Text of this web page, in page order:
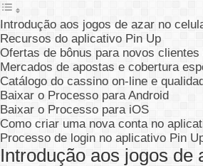
Introdução aos jogos de azar no
Recursos do aplicativo Pin Up
Ofertas de bônus para novos clientes
Mercados de apostas e cobertura
Catálogo do cassino on-line e
Baixar o Processo para Android
Baixar o Processo para iOS
Como criar uma nova conta no
Processo de login no aplicativo Pin
Introdução aos jogos